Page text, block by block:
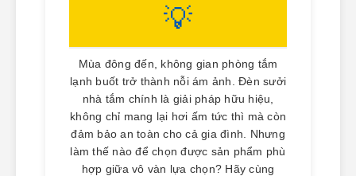
💡
Mùa đông đến, không gian phòng tắm
lạnh buốt trở thành nỗi ám ảnh. Đèn sưởi
nhà tắm chính là giải pháp hữu hiệu,
không chỉ mang lại hơi ấm tức thì mà còn
đảm bảo an toàn cho cả gia đình. Nhưng
làm thế nào để chọn được sản phẩm phù
hợp giữa vô vàn lựa chọn? Hãy cùng